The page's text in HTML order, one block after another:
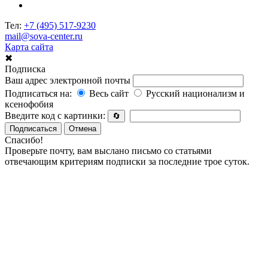
Тел: +7 (495) 517-9230
mail@sova-center.ru
Карта сайта
✖
Подписка
Ваш адрес электронной почты
Подписаться на:
Весь сайт
Русский национализм и
ксенофобия
Введите код с картинки:
🔄
Подписаться
Отмена
Спасибо!
Проверьте почту, вам выслано письмо со статьями
отвечающим критериям подписки за последние трое суток.